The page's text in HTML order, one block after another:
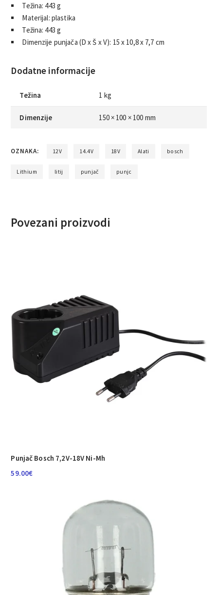
Težina: 443 g
Materijal: plastika
Težina: 443 g
Dimenzije punjača (D x Š x V): 15 x 10,8 x 7,7 cm
Dodatne informacije
Težina 1 kg
Dimenzije 150 × 100 × 100 mm
OZNAKA: 12V 14.4V 18V Alati bosch
Lithium litij punjač punjc
Povezani proizvodi
Punjač Bosch 7,2V-18V Ni-Mh
59.00€